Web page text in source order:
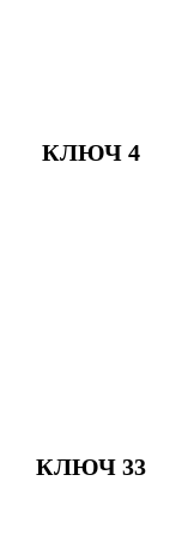
КЛЮЧ 4
КЛЮЧ 33